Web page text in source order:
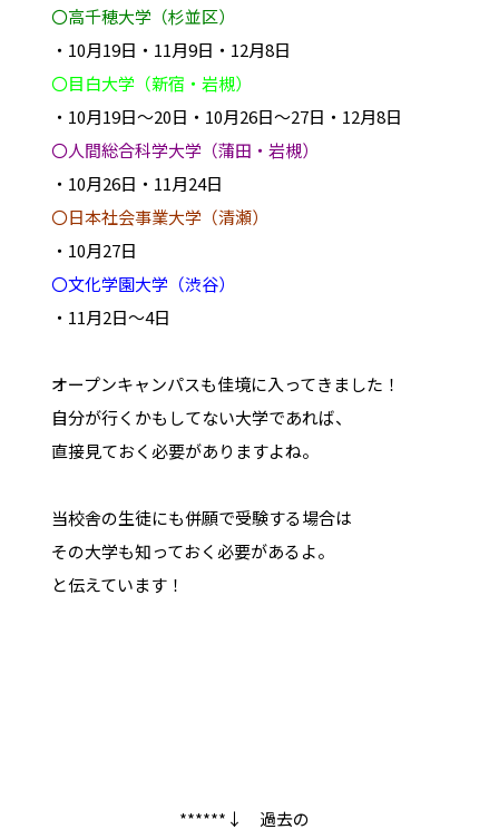
〇高千穂大学（杉並区）
・10月19日・11月9日・12月8日
〇目白大学（新宿・岩槻）
・10月19日～20日・10月26日～27日・12月8日
〇人間総合科学大学（蒲田・岩槻）
・10月26日・11月24日
〇日本社会事業大学（清瀬）
・10月27日
〇文化学園大学（渋谷）
・11月2日～4日
オープンキャンパスも佳境に入ってきました！
自分が行くかもしてない大学であれば、
直接見ておく必要がありますよね。
当校舎の生徒にも併願で受験する場合は
その大学も知っておく必要があるよ。
と伝えています！
******↓ 過去の